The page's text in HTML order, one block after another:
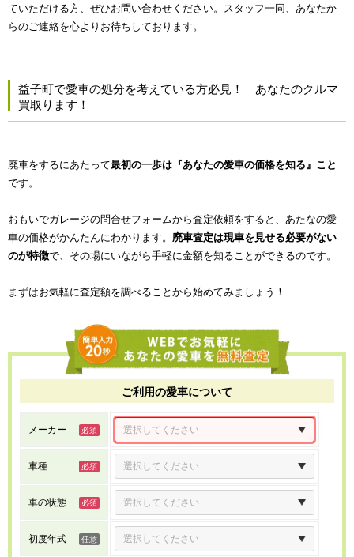
ていただける方、ぜひお問い合わせください。スタッフ一同、あなたか
らのご連絡を心よりお待ちしております。
益子町で愛車の処分を考えている方必見！ あなたのクルマ
買取ります！
廃車をするにあたって最初の一歩は『あなたの愛車の価格を知る』こと
です。
おもいでガレージの問合せフォームから査定依頼をすると、あたなの愛
車の価格がかんたんにわかります。 廃車査定は現車を見せる必要がない
のが特徴で、その場にいながら手軽に金額を知ることができるのです。
まずはお気軽に査定額を調べることから始めてみましょう！
ご利用の愛車について
メーカー
車種
車の状態
初度年式